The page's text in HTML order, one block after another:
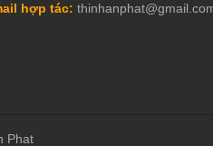
hợp tác:
Phat